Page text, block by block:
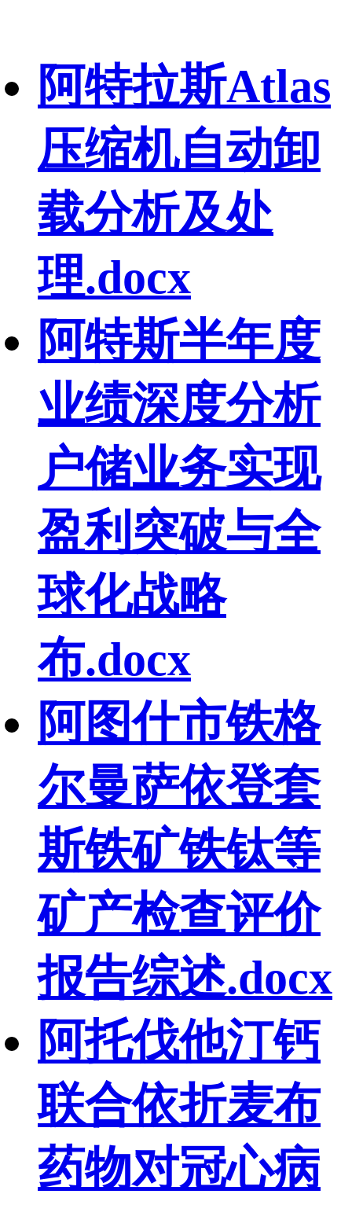
阿特拉斯Atlas
压缩机自动卸
载分析及处
理.docx
阿特斯半年度
业绩深度分析
户储业务实现
盈利突破与全
球化战略
布.docx
阿图什市铁格
尔曼萨依登套
斯铁矿铁钛等
矿产检查评价
报告综述.docx
阿托伐他汀钙
联合依折麦布
药物对冠心病